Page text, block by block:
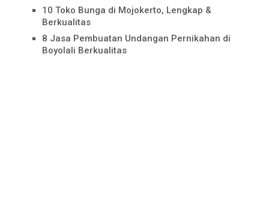
10 Toko Bunga di Mojokerto, Lengkap &
Berkualitas
8 Jasa Pembuatan Undangan Pernikahan di
Boyolali Berkualitas